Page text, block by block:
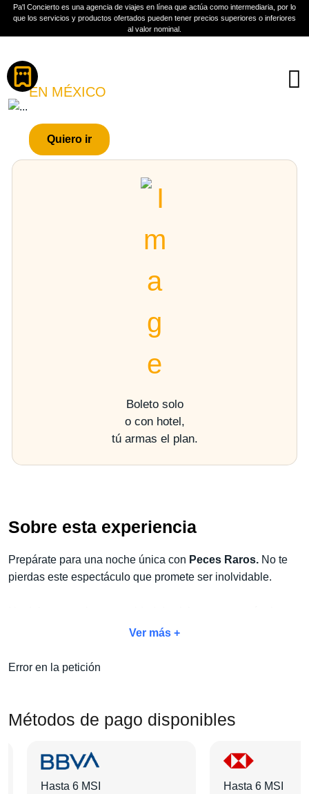
Pa'l Concierto es una agencia de viajes en línea que actúa como intermediaria, por lo
que los servicios y productos ofertados pueden tener precios superiores o inferiores
al valor nominal.
Boletos
PECES RAROS
EN MÉXICO
Quiero ir
Boleto solo
o con hotel,
tú armas el plan.
Sobre esta experiencia
Prepárate para una noche única con Peces Raros. No te
pierdas este espectáculo que promete ser inolvidable.
nuestro exclusivo paquete Concierto
sino también del hospedaje perfecto para descansar y
Escoge la categoría de boleto que prefieras y elige el hotel
que mejor se adapte a tus necesidades.
En Pa'l Concierto reinventamos la manera de vivir los
eventos para que tú solo te dediques a disfrutar.
Ver más +
Error en la petición
Métodos de pago disponibles
Hasta 6 MSI
Hasta 6 MSI